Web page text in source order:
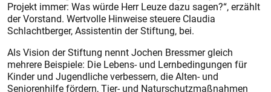
Projekt immer: Was würde Herr Leuze dazu sagen?“, erzählt
der Vorstand. Wertvolle Hinweise steuere Claudia
Schlachtberger, Assistentin der Stiftung, bei.
Als Vision der Stiftung nennt Jochen Bressmer gleich
mehrere Beispiele: Die Lebens- und Lernbedingungen für
Kinder und Jugendliche verbessern, die Alten- und
Seniorenhilfe fördern, Tier- und Naturschutzmaßnahmen